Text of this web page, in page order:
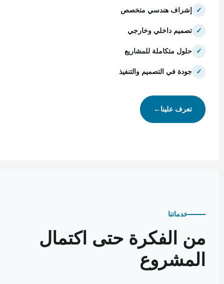
✓ إشراف هندسي متخصص
✓ تصميم داخلي وخارجي
✓ حلول متكاملة للمشاريع
✓ جودة في التصميم والتنفيذ
تعرف علينا←
خدماتنا
من الفكرة حتى اكتمال
المشروع